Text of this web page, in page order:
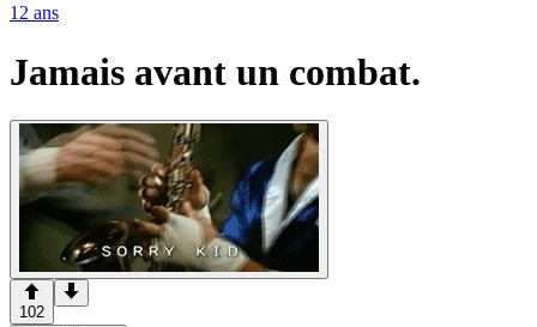
12 ans
Jamais avant un combat.
102